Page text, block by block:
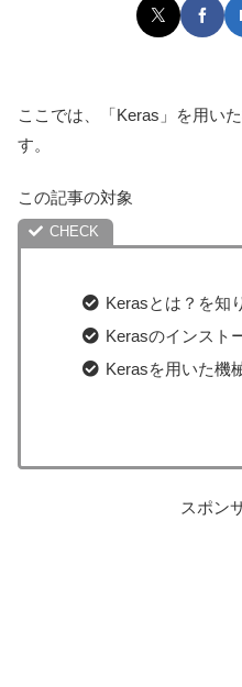
ここでは、「Keras」を用い
す。
この記事の対象
Kerasとは？を知
Kerasのインスト
Kerasを用いた機
スポン